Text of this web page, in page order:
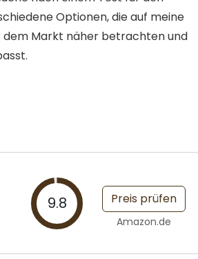
Optionen, die auf meine
dem Markt näher betrachten und
9.8 Preis prüfen
Amazon.de